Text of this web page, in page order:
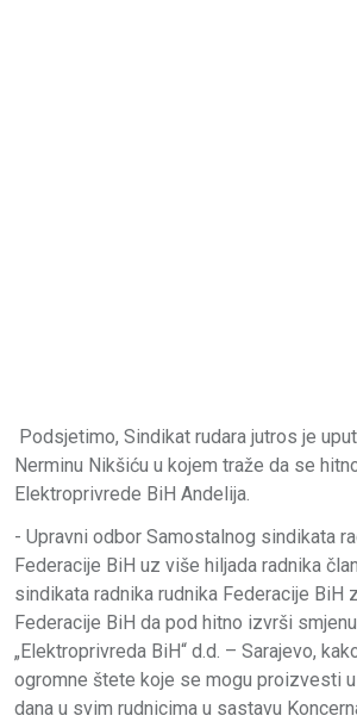
Podsjetimo, Sindikat rudara jutros je
Nerminu Nikšiću u kojem traže da se
Elektroprivrede BiH Andelija.
- Upravni odbor Samostalnog sindikata
Federacije BiH uz više hiljada radnika
sindikata radnika rudnika Federacije BiH
Federacije BiH da pod hitno izvrši
„Elektroprivreda BiH“ d.d. – Sarajevo,
ogromne štete koje se mogu proizvesti
dana u svim rudnicima u sastavu